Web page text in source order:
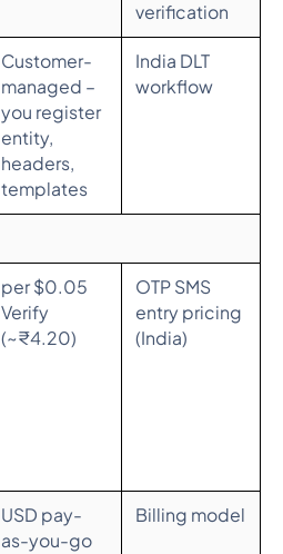
verification
India DLT
workflow
Customer-
managed –
you register
entity,
headers,
templates
OTP SMS
entry pricing
(India)
$0.05 per
Verify
(~₹4.20)
Billing model
USD pay-
as-you-go